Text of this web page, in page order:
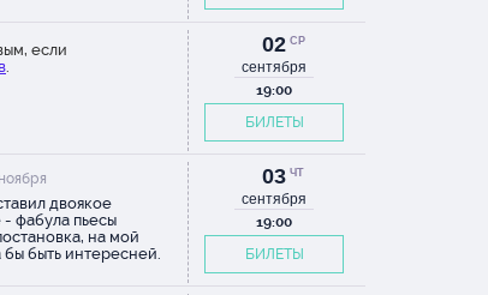
если
.
02 СР
сентября
19:00
БИЛЕТЫ
двоякое
- фабула пьесы
на мой
бы быть интересней.
03 ЧТ
сентября
19:00
БИЛЕТЫ